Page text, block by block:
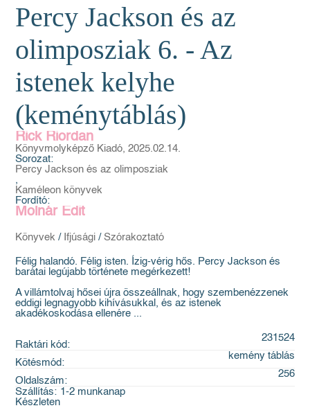
Percy Jackson és az
olimposziak 6. - Az
istenek kelyhe
(keménytáblás)
Rick Riordan
Könyvmolyképző Kiadó, 2025.02.14.
Sorozat:
Percy Jackson és az olimposziak
,
Kaméleon könyvek
Fordító:
Molnár Edit
Könyvek / Ifjúsági / Szórakoztató
Félig halandó. Félig isten. Ízig-vérig hős. Percy Jackson és
barátai legújabb története megérkezett!
A villámtolvaj hősei újra összeállnak, hogy szembenézzenek
eddigi legnagyobb kihívásukkal, és az istenek
akadékoskodása ellenére ...
Raktári kód:
231524
Kötésmód:
kemény táblás
Oldalszám:
256
Szállítás: 1-2 munkanap
Készleten